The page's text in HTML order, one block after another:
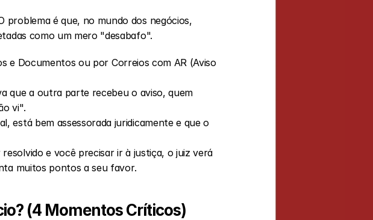
problema é que, no mundo dos negócios,
como um mero "desabafo".
e Documentos ou por Correios com AR (Aviso
que a outra parte recebeu o aviso, quem
vi".
está bem assessorada juridicamente e que o
e você precisar ir à justiça, o juiz verá
muitos pontos a seu favor.
(4 Momentos Críticos)